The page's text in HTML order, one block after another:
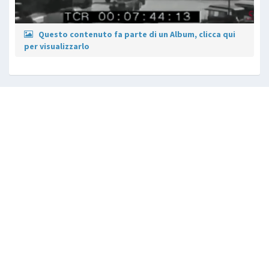
Questo contenuto fa parte di un Album, clicca qui
per visualizzarlo